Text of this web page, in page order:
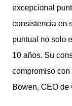
excepcional
consistencia en
puntual no solo
10 años. Su
compromiso
Bowen, CEO de